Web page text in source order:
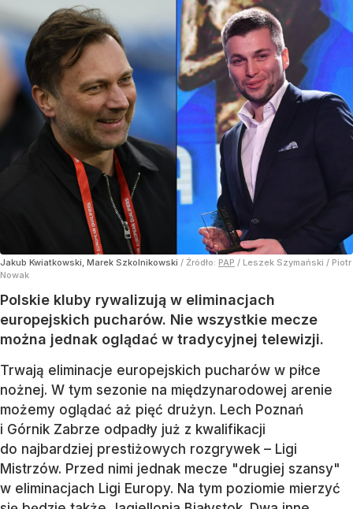
Jakub Kwiatkowski, Marek Szkolnikowski / Źródło: PAP / Leszek Szymański / Piotr
Nowak
Polskie kluby rywalizują w eliminacjach
europejskich pucharów. Nie wszystkie mecze
można jednak oglądać w tradycyjnej telewizji.
Trwają eliminacje europejskich pucharów w piłce
nożnej. W tym sezonie na międzynarodowej arenie
możemy oglądać aż pięć drużyn. Lech Poznań
i Górnik Zabrze odpadły już z kwalifikacji
do najbardziej prestiżowych rozgrywek – Ligi
Mistrzów. Przed nimi jednak mecze "drugiej szansy"
w eliminacjach Ligi Europy. Na tym poziomie mierzyć